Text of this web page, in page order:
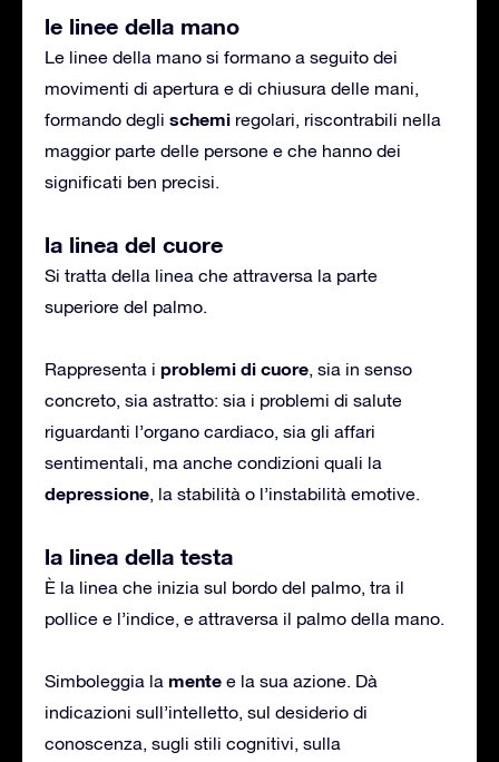
le linee della mano
Le linee della mano si formano a seguito dei
movimenti di apertura e di chiusura delle mani,
formando degli schemi regolari, riscontrabili nella
maggior parte delle persone e che hanno dei
significati ben precisi.
la linea del cuore
Si tratta della linea che attraversa la parte
superiore del palmo.
Rappresenta i problemi di cuore, sia in senso
concreto, sia astratto: sia i problemi di salute
riguardanti l’organo cardiaco, sia gli affari
sentimentali, ma anche condizioni quali la
depressione, la stabilità o l’instabilità emotive.
la linea della testa
È la linea che inizia sul bordo del palmo, tra il
pollice e l’indice, e attraversa il palmo della mano.
Simboleggia la mente e la sua azione. Dà
indicazioni sull’intelletto, sul desiderio di
conoscenza, sugli stili cognitivi, sulla